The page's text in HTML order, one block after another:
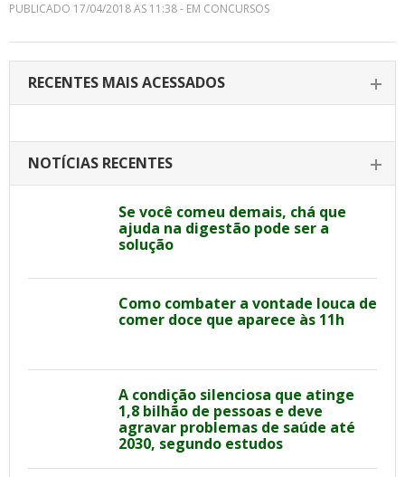
PUBLICADO 17/04/2018 AS 11:38 - EM CONCURSOS
RECENTES MAIS ACESSADOS
NOTÍCIAS RECENTES
Se você comeu demais, chá que
ajuda na digestão pode ser a
solução
Como combater a vontade louca de
comer doce que aparece às 11h
A condição silenciosa que atinge
1,8 bilhão de pessoas e deve
agravar problemas de saúde até
2030, segundo estudos